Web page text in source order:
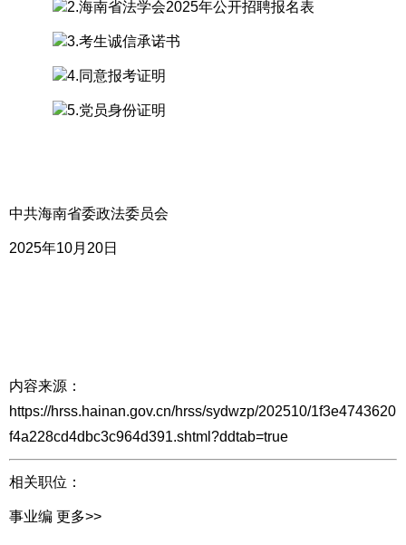
2.海南省法学会2025年公开招聘报名表
3.考生诚信承诺书
4.同意报考证明
5.党员身份证明
中共海南省委政法委员会
2025年10月 20日
内容来源：
https://hrss.hainan.gov.cn/hrss/sydwzp/202510/1f3e4743620
f4a228cd4dbc3c964d391.shtml?ddtab=true
相关职位：
事业编 更多>>